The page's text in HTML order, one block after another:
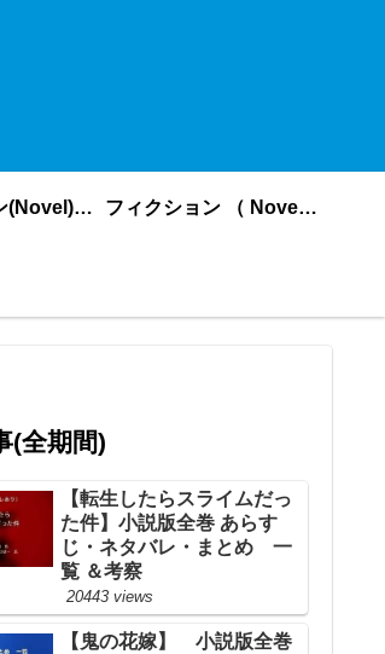
フィクション(Novel)更新順 フィクション （ Novel ） あいうえお順
(全期間)
【転生したらスライムだっ
た件】小説版全巻 あらす
じ・ネタバレ・まとめ 一
覧 ＆考察
20443 views
【鬼の花嫁】 小説版全巻